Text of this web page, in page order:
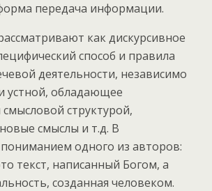
передача информации.
как дискурсивное
способ и правила
деятельности, независимо
устной, обладающее
структурой,
смыслы и т.д. В
пониманием одного из авторов:
текст, написанный Богом, а
созданная человеком.